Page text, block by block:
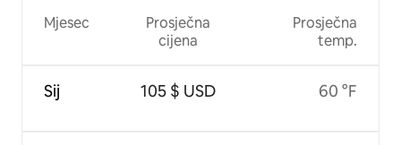
Mjesec
Sij
Prosječna
cijena
105 $ USD
Prosječna
temp.
60 °F